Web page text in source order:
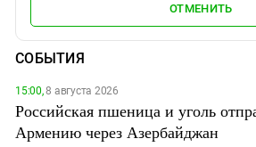
ОТМЕНИТЬ
СОБЫТИЯ
15:00,8 августа 2026
Российская пшеница и уголь
Армению через Азербайджан